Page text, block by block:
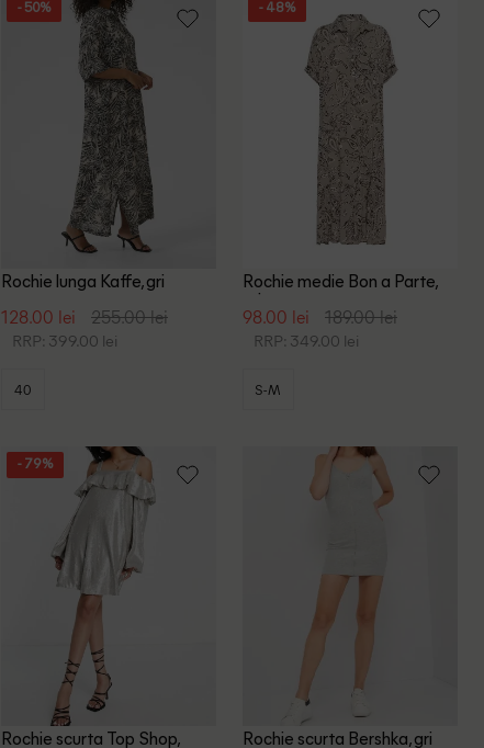
- 50%
Rochie lunga Kaffe, gri
128.00 lei 255.00 lei
RRP: 399.00 lei
40
- 48%
Rochie medie Bon a Parte,
98.00 lei 189.00 lei
RRP: 349.00 lei
S-M
- 79%
Rochie scurta Top Shop,
Rochie scurta Bershka, gri